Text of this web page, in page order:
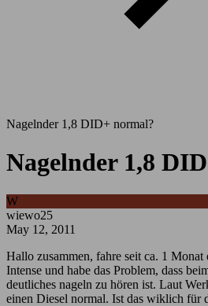
Nagelnder 1,8 DID+ normal?
Nagelnder 1,8
W
wiewo25
May 12, 2011
Hallo zusammen, fahre seit ca. 1
Intense und habe das Problem, dass
deutliches nageln zu hören ist. Laut
einen Diesel normal. Ist das wiklich für